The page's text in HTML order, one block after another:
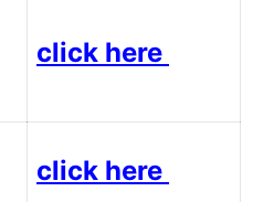
click here
click here